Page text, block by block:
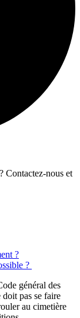
Contactez-nous et
?
?
général des
pas se faire
au cimetière